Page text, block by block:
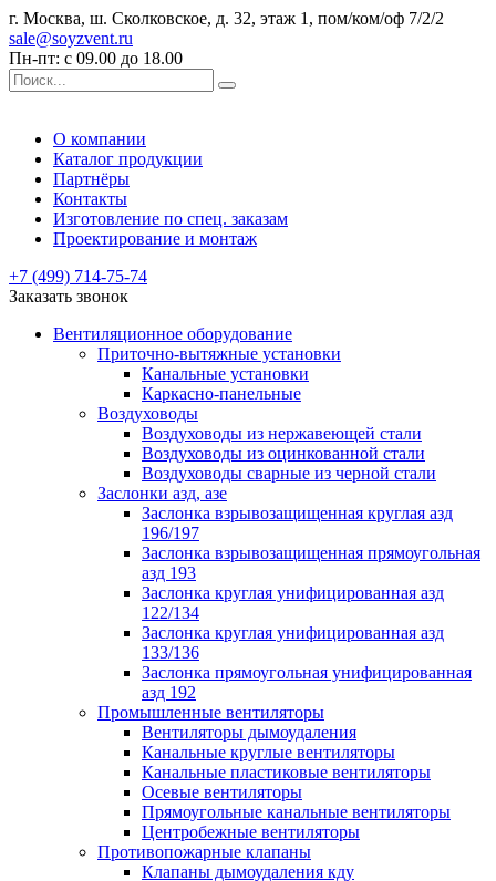
г. Москва, ш. Сколковское, д. 32, этаж 1, пом/ком/оф 7/2/2
sale@soyzvent.ru
Пн-пт: с 09.00 до 18.00
О компании
Каталог продукции
Партнёры
Контакты
Изготовление по спец. заказам
Проектирование и монтаж
+7 (499) 714-75-74
Заказать звонок
Вентиляционное оборудование
Приточно-вытяжные установки
Канальные установки
Каркасно-панельные
Воздуховоды
Воздуховоды из нержавеющей стали
Воздуховоды из оцинкованной стали
Воздуховоды сварные из черной стали
Заслонки азд, азе
Заслонка взрывозащищенная круглая азд
196/197
Заслонка взрывозащищенная прямоугольная
азд 193
Заслонка круглая унифицированная азд
122/134
Заслонка круглая унифицированная азд
133/136
Заслонка прямоугольная унифицированная
азд 192
Промышленные вентиляторы
Вентиляторы дымоудаления
Канальные круглые вентиляторы
Канальные пластиковые вентиляторы
Осевые вентиляторы
Прямоугольные канальные вентиляторы
Центробежные вентиляторы
Противопожарные клапаны
Клапаны дымоудаления кду